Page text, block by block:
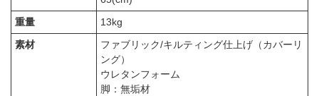
重量
13kg
素材
ファブリック/キルティング仕上げ（カバーリ
ング）
ウレタンフォーム
脚：無垢材